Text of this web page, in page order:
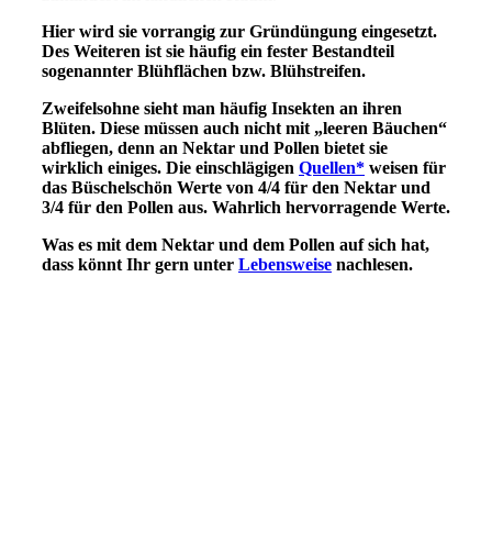
Hier wird sie vorrangig zur Gründüngung eingesetzt.
Des Weiteren ist sie häufig ein fester Bestandteil
sogenannter Blühflächen bzw. Blühstreifen.
Zweifelsohne sieht man häufig Insekten an ihren
Blüten. Diese müssen auch nicht mit „leeren Bäuchen“
abfliegen, denn an Nektar und Pollen bietet sie
wirklich einiges. Die einschlägigen Quellen* weisen für
das Büschelschön Werte von 4/4 für den Nektar und
3/4 für den Pollen aus. Wahrlich hervorragende Werte.
Was es mit dem Nektar und dem Pollen auf sich hat,
dass könnt Ihr gern unter Lebensweise nachlesen.